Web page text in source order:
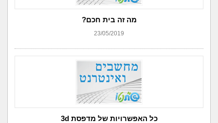
מה זה בית חכם?
23/05/2019
כל האפשרויות של מדפסת 3d